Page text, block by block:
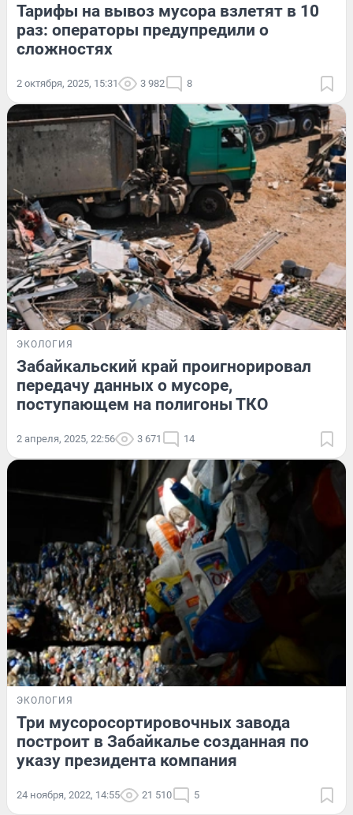
Тарифы на вывоз мусора взлетят в 10
раз: операторы предупредили о
сложностях
2 октября, 2025, 15:31 3 982 8
ЭКОЛОГИЯ
Забайкальский край проигнорировал
передачу данных о мусоре,
поступающем на полигоны ТКО
2 апреля, 2025, 22:56 3 671 14
ЭКОЛОГИЯ
Три мусоросортировочных завода
построит в Забайкалье созданная по
указу президента компания
24 ноября, 2022, 14:55 21 510 5